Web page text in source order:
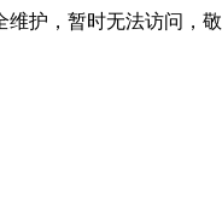
维护，暂时无法访问，